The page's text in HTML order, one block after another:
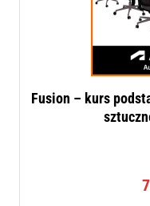
Fusion – kurs